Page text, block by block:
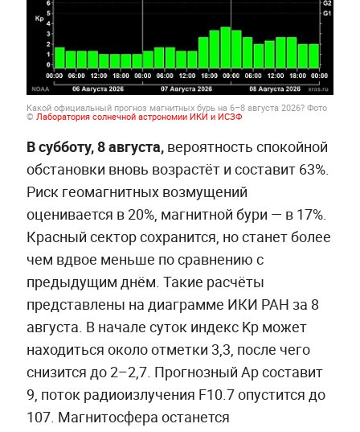
Какой официальный прогноз магнитных бурь на 6–8 августа 2026? Фото
© Лаборатория солнечной астрономии ИКИ и ИСЗФ
В субботу, 8 августа,вероятность спокойной
обстановки вновь возрастёт и составит 63%.
Риск геомагнитных возмущений
оценивается в 20%, магнитной бури — в 17%.
Красный сектор сохранится, но станет более
чем вдвое меньше по сравнению с
предыдущим днём. Такие расчёты
представлены на диаграмме ИКИ РАН за 8
августа. В начале суток индекс Kp может
находиться около отметки 3,3, после чего
снизится до 2–2,7. Прогнозный Ap составит
9, поток радиоизлучения F10.7 опустится до
107. Магнитосфера останется